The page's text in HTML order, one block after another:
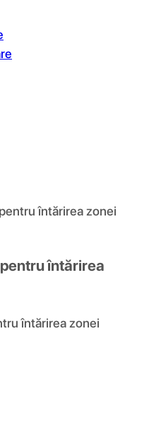
întărirea zonei
întărirea